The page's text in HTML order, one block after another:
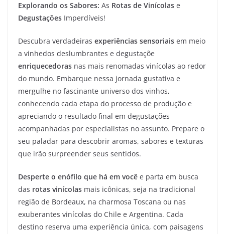
Explorando os Sabores: As Rotas de Vinícolas e
Degustações Imperdíveis!
Descubra verdadeiras experiências sensoriais em meio
a vinhedos deslumbrantes e degustaçõe
enriquecedoras nas mais renomadas vinícolas ao redor
do mundo. Embarque nessa jornada gustativa e
mergulhe no fascinante universo dos vinhos,
conhecendo cada etapa do processo de produção e
apreciando o resultado final em degustações
acompanhadas por especialistas no assunto. Prepare o
seu paladar para descobrir aromas, sabores e texturas
que irão surpreender seus sentidos.
Desperte o enófilo que há em você e parta em busca
das rotas vinícolas mais icônicas, seja na tradicional
região de Bordeaux, na charmosa Toscana ou nas
exuberantes vinícolas do Chile e Argentina. Cada
destino reserva uma experiência única, com paisagens